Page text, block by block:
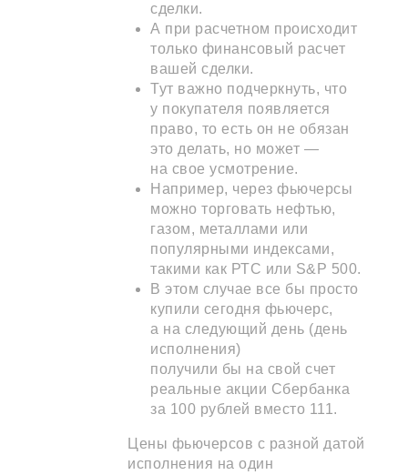
сделки.
А при расчетном происходит
только финансовый расчет
вашей сделки.
Тут важно подчеркнуть, что
у покупателя появляется
право, то есть он не обязан
это делать, но может —
на свое усмотрение.
Например, через фьючерсы
можно торговать нефтью,
газом, металлами или
популярными индексами,
такими как РТС или S&P 500.
В этом случае все бы просто
купили сегодня фьючерс,
а на следующий день (день
исполнения)
получили бы на свой счет
реальные акции Сбербанка
за 100 рублей вместо 111.
Цены фьючерсов с разной датой
исполнения на один